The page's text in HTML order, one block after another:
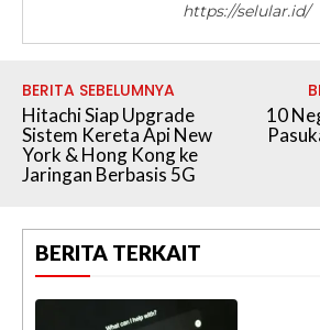
https://selular.id/
BERITA SEBELUMNYA
Hitachi Siap Upgrade
Sistem Kereta Api New
York & Hong Kong ke
Jaringan Berbasis 5G
10
BERITA TERKAIT